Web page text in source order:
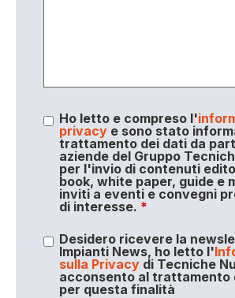
Ho letto e compreso l'
privacye sono stato
trattamento dei dati da
aziende del Gruppo
per l'invio di contenuti
book, white paper, guide e
inviti a eventi e convegni
di interesse. *
Desidero ricevere la
Impianti News, ho letto l'
sulla Privacydi Tecniche
acconsento al trattamento
per questa finalità